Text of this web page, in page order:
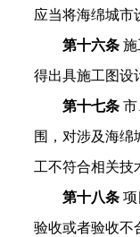
应当将海绵城市
第十六条施
得出具施工图设
第十七条市
围，对涉及海绵
工不符合相关技
第十八条项
验收或者验收不